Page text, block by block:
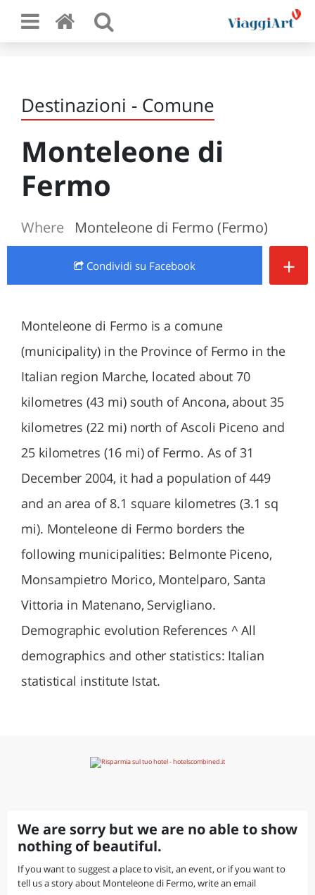
Destinazioni - Comune
Monteleone di
Fermo
Where Monteleone di Fermo (Fermo)
Condividi su Facebook +
Monteleone di Fermo is a comune
(municipality) in the Province of Fermo in the
Italian region Marche, located about 70
kilometres (43 mi) south of Ancona, about 35
kilometres (22 mi) north of Ascoli Piceno and
25 kilometres (16 mi) of Fermo. As of 31
December 2004, it had a population of 449
and an area of 8.1 square kilometres (3.1 sq
mi). Monteleone di Fermo borders the
following municipalities: Belmonte Piceno,
Monsampietro Morico, Montelparo, Santa
Vittoria in Matenano, Servigliano.
Demographic evolution References ^ All
demographics and other statistics: Italian
statistical institute Istat.
We are sorry but we are no able to show
nothing of beautiful.
If you want to suggest a place to visit, an event, or if you want to
tell us a story about Monteleone di Fermo, write an email